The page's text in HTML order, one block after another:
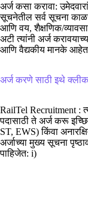
अर्ज कसा करावा:
सूचनेतील सर्व सूचना
आणि वय, शैक्षणिक/
अटी त्यांनी अर्ज
आणि वैद्यकीय मानके आहेत
अर्ज करणे साठी इथे
RailTel Recruitment :
पदासाठी ते अर्ज करू
ST, EWS) किंवा
अर्जाच्या मुख्य सूचना
पाहिजेत: i)